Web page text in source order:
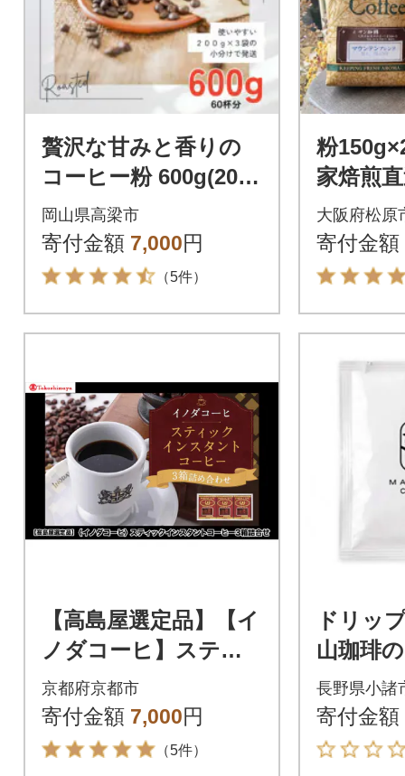
贅沢な甘みと香りの
コーヒー粉 600g(200
g×3袋) 中挽き粉
岡山県高梁市
寄付金額 7,000円
（5件）
粉
家焙煎
ブレン
ンブレ
わせセ
大阪府松原
寄付金額
【高島屋選定品】【イ
ノダコーヒ】スティ
ックインスタントコ
ーヒー3箱詰合せ
京都府京都市
寄付金額 7,000円
（5件）
ドリッ
山珈琲
深煎り
長野県小諸
寄付金額